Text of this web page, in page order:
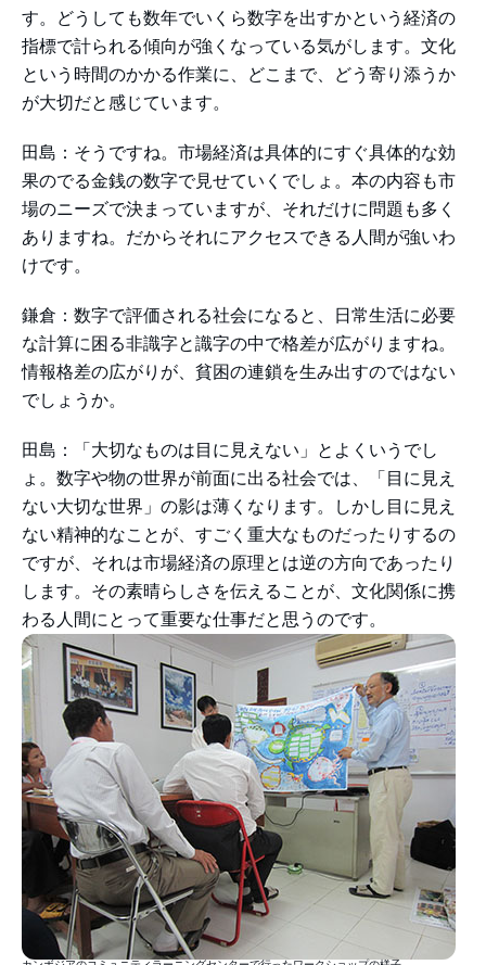
す。どうしても数年でいくら数字を出すかという経済の
指標で計られる傾向が強くなっている気がします。文化
という時間のかかる作業に、どこまで、どう寄り添うか
が大切だと感じています。
田島：そうですね。市場経済は具体的にすぐ具体的な効
果のでる金銭の数字で見せていくでしょ。本の内容も市
場のニーズで決まっていますが、それだけに問題も多く
ありますね。だからそれにアクセスできる人間が強いわ
けです。
鎌倉：数字で評価される社会になると、日常生活に必要
な計算に困る非識字と識字の中で格差が広がりますね。
情報格差の広がりが、貧困の連鎖を生み出すのではない
でしょうか。
田島：「大切なものは目に見えない」とよくいうでし
ょ。数字や物の世界が前面に出る社会では、「目に見え
ない大切な世界」の影は薄くなります。しかし目に見え
ない精神的なことが、すごく重大なものだったりするの
ですが、それは市場経済の原理とは逆の方向であったり
します。その素晴らしさを伝えることが、文化関係に携
わる人間にとって重要な仕事だと思うのです。